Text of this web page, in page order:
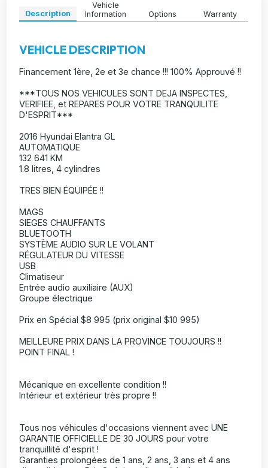
Description
Vehicle
Information
Options Warranty
VEHICLE DESCRIPTION
Financement 1ère, 2e et 3e chance !!! 100% Approuvé !!
***TOUS NOS VEHICULES SONT DEJA INSPECTES,
VERIFIEE, et REPARES POUR VOTRE TRANQUILITE
D'ESPRIT***
2016 Hyundai Elantra GL
AUTOMATIQUE
132 641 KM
1.8 litres, 4 cylindres
TRES BIEN ÉQUIPÉE !!
MAGS
SIEGES CHAUFFANTS
BLUETOOTH
SYSTÈME AUDIO SUR LE VOLANT
RÉGULATEUR DU VITESSE
USB
Climatiseur
Entrée audio auxiliaire (AUX)
Groupe électrique
Prix en Spécial $8 995 (prix original $10 995)
MEILLEURE PRIX DANS LA PROVINCE TOUJOURS !!
POINT FINAL !
Mécanique en excellente condition !!
Intérieur et extérieur très propre !!
Tous nos véhicules d'occasions viennent avec UNE
GARANTIE OFFICIELLE DE 30 JOURS pour votre
tranquillité d'esprit !
Garanties prolongées de 1 ans, 2 ans, 3 ans et 4 ans